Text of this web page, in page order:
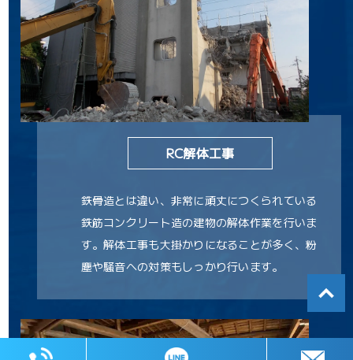
RC解体工事
鉄骨造とは違い、非常に頑丈につくられている
鉄筋コンクリート造の建物の解体作業を行いま
す。解体工事も大掛かりになることが多く、粉
塵や騒音への対策もしっかり行います。